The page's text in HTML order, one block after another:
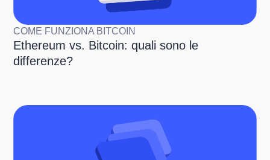
COME FUNZIONA BITCOIN
Ethereum vs. Bitcoin: quali sono le
differenze?